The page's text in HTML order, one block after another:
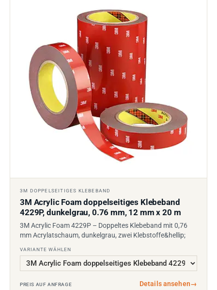
3M DOPPELSEITIGES KLEBEBAND
3M Acrylic Foam doppelseitiges Klebeband
4229P, dunkelgrau, 0.76 mm, 12 mm x 20 m
3M Acrylic Foam 4229P – Doppeltes Klebeband mit 0,76
mm Acrylatschaum, dunkelgrau, zwei Klebstoffe&hellip;
VARIANTE WÄHLEN
PREIS AUF ANFRAGE Details ansehen→